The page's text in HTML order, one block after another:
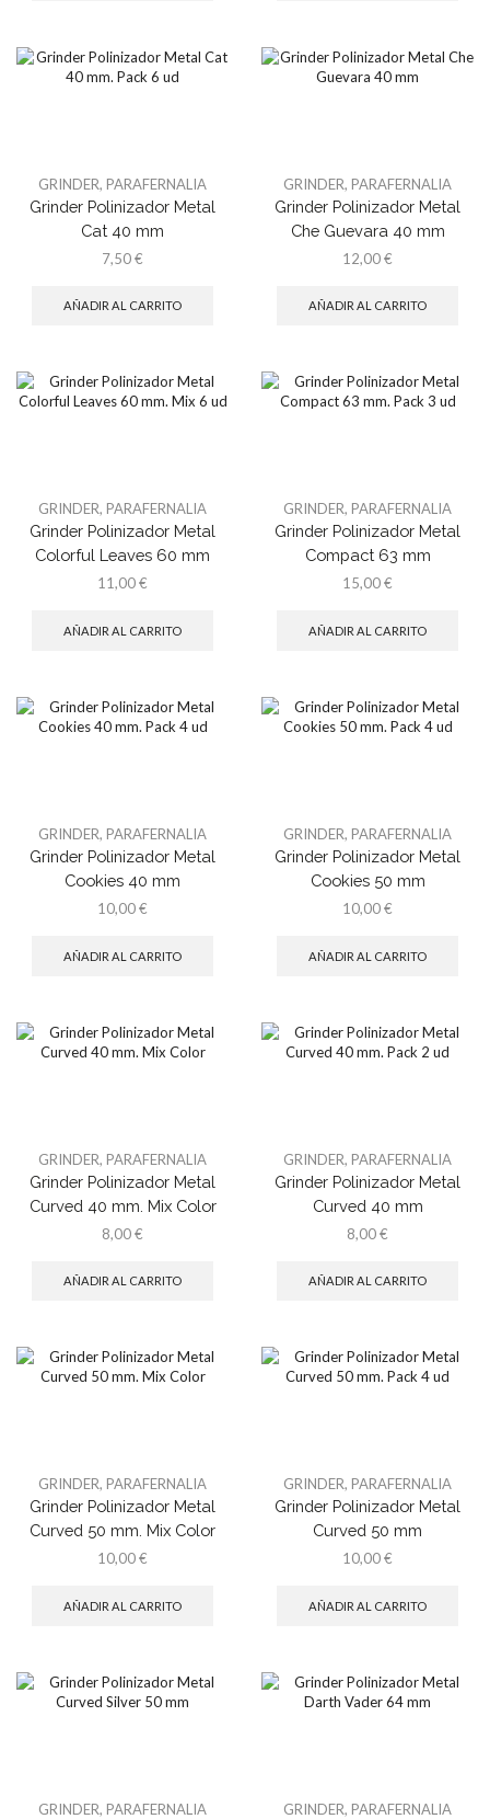
GRINDER, PARAFERNALIA
Grinder Polinizador Metal
Cat 40 mm
7,50€
AÑADIR AL CARRITO
GRINDER, PARAFERNALIA
Grinder Polinizador Metal
Che Guevara 40 mm
12,00€
AÑADIR AL CARRITO
GRINDER, PARAFERNALIA
Grinder Polinizador Metal
Colorful Leaves 60 mm
11,00€
AÑADIR AL CARRITO
GRINDER, PARAFERNALIA
Grinder Polinizador Metal
Compact 63 mm
15,00€
AÑADIR AL CARRITO
GRINDER, PARAFERNALIA
Grinder Polinizador Metal
Cookies 40 mm
10,00€
AÑADIR AL CARRITO
GRINDER, PARAFERNALIA
Grinder Polinizador Metal
Cookies 50 mm
10,00€
AÑADIR AL CARRITO
GRINDER, PARAFERNALIA
Grinder Polinizador Metal
Curved 40 mm. Mix Color
8,00€
AÑADIR AL CARRITO
GRINDER, PARAFERNALIA
Grinder Polinizador Metal
Curved 40 mm
8,00€
AÑADIR AL CARRITO
GRINDER, PARAFERNALIA
Grinder Polinizador Metal
Curved 50 mm. Mix Color
10,00€
AÑADIR AL CARRITO
GRINDER, PARAFERNALIA
Grinder Polinizador Metal
Curved 50 mm
10,00€
AÑADIR AL CARRITO
GRINDER, PARAFERNALIA GRINDER, PARAFERNALIA